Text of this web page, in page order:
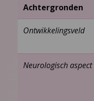
Achtergronden
Ontwikkelingsveld
Neurologisch aspect